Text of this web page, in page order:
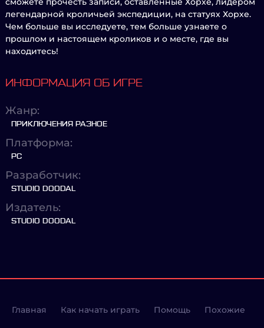
легендарной кроличьей экспедиции, на статуях Хорхе.
Чем больше вы исследуете, тем больше узнаете о
прошлом и настоящем кроликов и о месте, где вы
находитесь!
ИНФОРМАЦИЯ ОБ ИГРЕ
Жанр:
ПРИКЛЮЧЕНИЯ РАЗНОЕ
Платформа:
PC
Разработчик:
STUDIO DOODAL
Издатель:
STUDIO DOODAL
Главная Как начать играть Помощь Похожие